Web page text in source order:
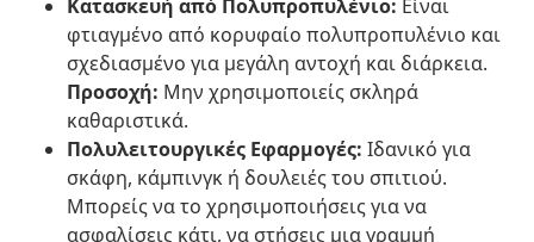
Κατασκευή από Πολυπροπυλένιο: Είναι
φτιαγμένο από κορυφαίο πολυπροπυλένιο και
σχεδιασμένο για μεγάλη αντοχή και διάρκεια.
Προσοχή: Μην χρησιμοποιείς σκληρά
καθαριστικά.
Πολυλειτουργικές Εφαρμογές: Ιδανικό για
σκάφη, κάμπινγκ ή δουλειές του σπιτιού.
Μπορείς να το χρησιμοποιήσεις για να
ασφαλίσεις κάτι, να στήσεις μια γραμμή